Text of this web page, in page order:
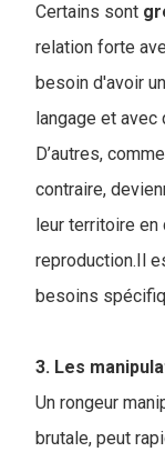
Certains sont
relation forte
besoin d'avoir
langage et avec
D’autres,
contraire,
leur territoire
reproduction.Il
besoins
3. Les
Un rongeur
brutale, peut